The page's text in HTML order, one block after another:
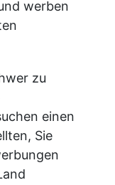
werben
zu
einen
Sie